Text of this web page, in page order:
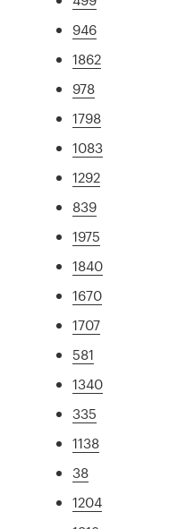
946
1862
978
1798
1083
1292
839
1975
1840
1670
1707
581
1340
335
1138
38
1204